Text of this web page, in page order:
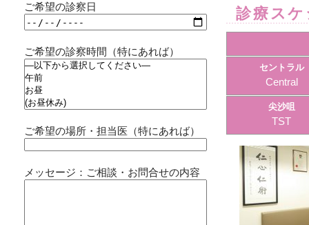
診療ス
セントラル
Central
尖沙咀
TST
ご希望の診察日
ご希望の診察時間（特にあれば）
ご希望の場所・担当医（特にあれば）
メッセージ：ご相談・お問合せの内容